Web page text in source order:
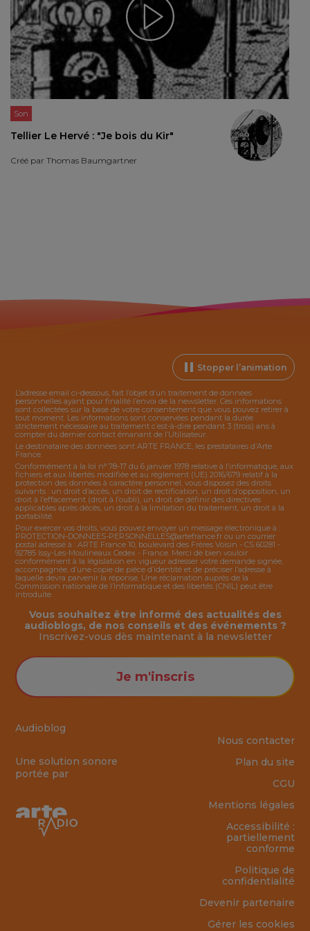
Son
Tellier Le Hervé : "Je bois du Kir"
Créé par Thomas Baumgartner
Stopper l’animation
L’adresse email ci-dessous, fait l’objet d’un traitement de données
personnelles ayant pour finalité l’envoi de la newsletter. Ces informations
sont collectées sur la base de votre consentement que vous pouvez retirer à
tout moment. Les informations sont conservées pendant la durée
strictement nécessaire au traitement c’est-à-dire pendant 3 (trois) ans à
compter du dernier contact émanant de l’Utilisateur.
Le destinataire des données sont ARTE FRANCE, les prestataires d’Arte
France.
Conformément à la loi n° 78-17 du 6 janvier 1978 relative à l’informatique, aux
fichiers et aux libertés modifiée et au règlement (UE) 2016/679 relatif à la
protection des données à caractère personnel, vous disposez des droits
suivants : un droit d’accès, un droit de rectification, un droit d’opposition, un
droit à l’effacement (droit à l’oubli), un droit de définir des directives
applicables après décès, un droit à la limitation du traitement, un droit à la
portabilité.
Pour exercer vos droits, vous pouvez envoyer un message électronique à :
PROTECTION-DONNEES-PERSONNELLES@artefrance.fr ou un courrier
postal adressé à : ARTE France 10, boulevard des Frères Voisin - CS 60281 -
92785 Issy-Les-Moulineaux Cedex - France. Merci de bien vouloir
conformément à la législation en vigueur adresser votre demande signée,
accompagnée, d’une copie de pièce d’identité et de préciser l’adresse à
laquelle devra parvenir la réponse. Une réclamation auprès de la
Commission nationale de l’Informatique et des libertés (CNIL) peut être
introduite.
Audioblog
Une solution sonore
portée par
Vous souhaitez être informé des actualités des
audioblogs, de nos conseils et des événements ?
Inscrivez-vous dès maintenant à la newsletter
Je m'inscris
Nous contacter
Plan du site
CGU
Mentions légales
Accessibilité :
partiellement
conforme
Politique de
confidentialité
Devenir partenaire
Gérer les cookies